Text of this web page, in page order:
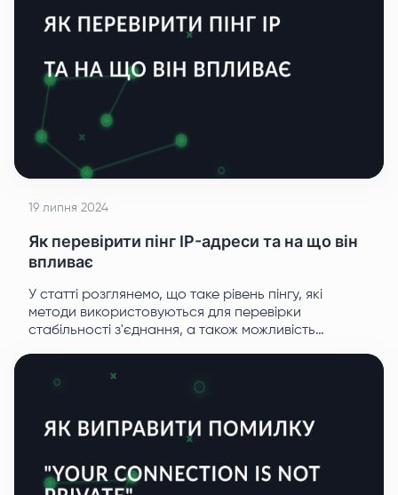
19 липня 2024
Як перевірити пінг IP-адреси та на що він
впливає
У статті розглянемо, що таке рівень пінгу, які
методи використовуються для перевірки
стабільності з'єднання, а також можливість